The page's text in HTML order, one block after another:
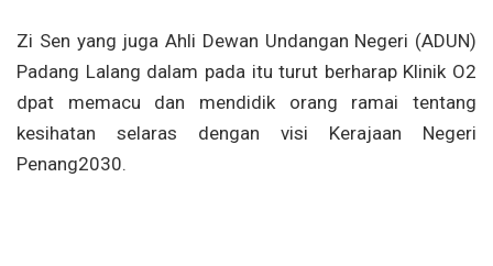
Zi Sen yang juga Ahli Dewan Undangan Negeri (ADUN)
Padang Lalang dalam pada itu turut berharap Klinik O2
dpat memacu dan mendidik orang ramai tentang
kesihatan selaras dengan visi Kerajaan Negeri
Penang2030.